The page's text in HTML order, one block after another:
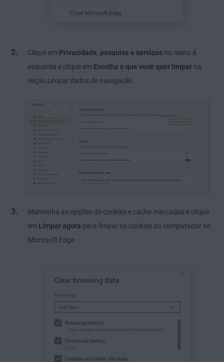
Clique em Privacidade, pesquisa e serviços no menu à
esquerda e clique em Escolha o que você quer limpar na
seção Limpar dados de navegação
Mantenha as opções de cookies e cache marcadas e clique
em Limpar agora para limpar os cookies do computador no
Microsoft Edge.